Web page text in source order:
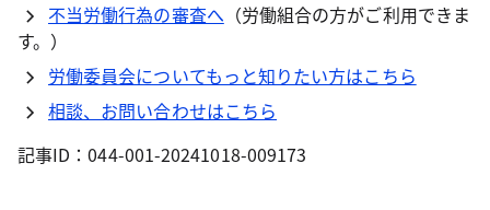
不当労働行為の審査へ （労働組合の方がご利用できま
す。）
労働委員会についてもっと知りたい方はこちら
相談、お問い合わせはこちら
記事ID：044-001-20241018-009173